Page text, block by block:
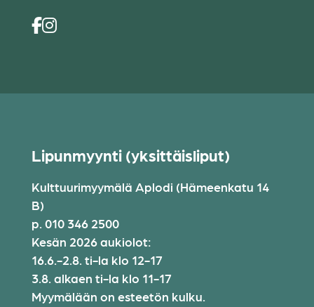
Lipunmyynti (yksittäisliput)
Kulttuurimyymälä Aplodi (Hämeenkatu 14
B)
p. 010 346 2500
Kesän 2026 aukiolot:
16.6.-2.8. ti-la klo 12-17
3.8. alkaen ti-la klo 11-17
Myymälään on esteetön kulku.